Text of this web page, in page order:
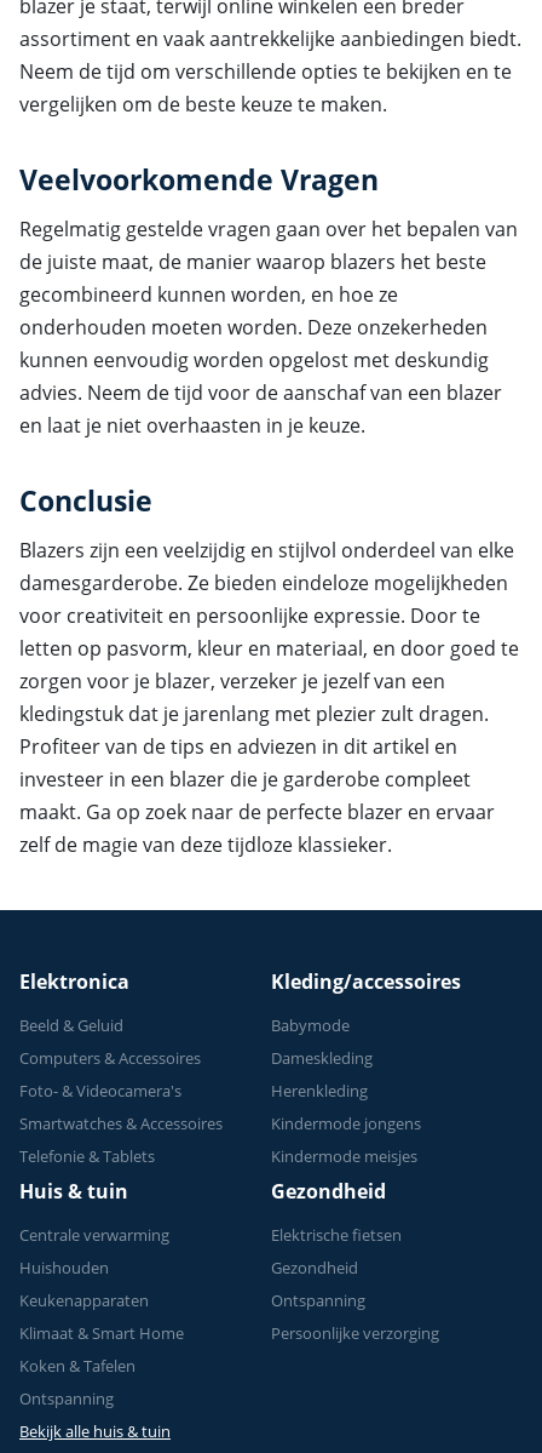
blazer je staat, terwijl online winkelen een breder
assortiment en vaak aantrekkelijke aanbiedingen biedt.
Neem de tijd om verschillende opties te bekijken en te
vergelijken om de beste keuze te maken.
Veelvoorkomende Vragen
Regelmatig gestelde vragen gaan over het bepalen van
de juiste maat, de manier waarop blazers het beste
gecombineerd kunnen worden, en hoe ze
onderhouden moeten worden. Deze onzekerheden
kunnen eenvoudig worden opgelost met deskundig
advies. Neem de tijd voor de aanschaf van een blazer
en laat je niet overhaasten in je keuze.
Conclusie
Blazers zijn een veelzijdig en stijlvol onderdeel van elke
damesgarderobe. Ze bieden eindeloze mogelijkheden
voor creativiteit en persoonlijke expressie. Door te
letten op pasvorm, kleur en materiaal, en door goed te
zorgen voor je blazer, verzeker je jezelf van een
kledingstuk dat je jarenlang met plezier zult dragen.
Profiteer van de tips en adviezen in dit artikel en
investeer in een blazer die je garderobe compleet
maakt. Ga op zoek naar de perfecte blazer en ervaar
zelf de magie van deze tijdloze klassieker.
Elektronica
Beeld & Geluid
Computers & Accessoires
Foto- & Videocamera's
Smartwatches & Accessoires
Telefonie & Tablets
Kleding/accessoires
Babymode
Dameskleding
Herenkleding
Kindermode jongens
Kindermode meisjes
Huis & tuin
Centrale verwarming
Huishouden
Keukenapparaten
Klimaat & Smart Home
Koken & Tafelen
Ontspanning
Bekijk alle huis & tuin
Gezondheid
Elektrische fietsen
Gezondheid
Ontspanning
Persoonlijke verzorging